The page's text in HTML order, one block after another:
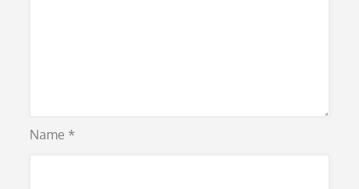
Name *